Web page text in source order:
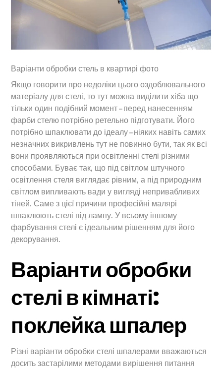
Варіанти обробки стель в квартирі фото
Якщо говорити про недоліки цього оздоблювального
матеріалу для стелі, то тут можна виділити хіба що
тільки один подібний момент – перед нанесенням
фарби стелю потрібно ретельно підготувати. Його
потрібно шпаклювати до ідеалу – ніяких навіть самих
незначних викривлень тут не повинно бути, так як всі
вони проявляються при освітленні стелі різними
способами. Буває так, що під світлом штучного
освітлення стеля виглядає рівним, а під природним
світлом випливають вади у вигляді непривабливих
тіней. Саме з цієї причини професійні малярі
шпаклюють стелі під лампу. У всьому іншому
фарбування стелі є ідеальним рішенням для його
декорування.
Варіанти обробки
стелі в кімнаті:
поклейка шпалер
Різні варіанти обробки стелі шпалерами вважаються
досить застарілими методами вирішення питання